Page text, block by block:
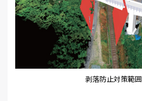
剥落防止対策範囲